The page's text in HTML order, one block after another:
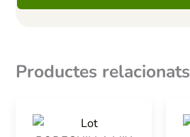
Productes relacionats